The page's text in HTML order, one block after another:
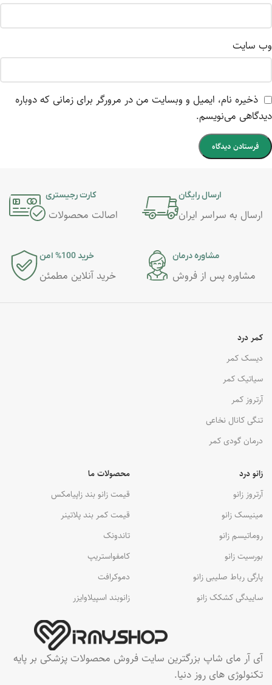
وب‌ سایت
ذخیره نام، ایمیل و وبسایت من در مرورگر برای زمانی که دوباره
دیدگاهی می‌نویسم.
ارسال رایگان
ارسال به سراسر ایران
کارت رجیستری
اصالت محصولات
مشاوره درمان
مشاوره پس از فروش
خرید 100% امن
خرید آنلاین مطمئن
آی آر مای شاپ بزرگترین سایت فروش محصولات پزشکی بر پایه
تکنولوژی های روز دنیا.
محصولات ما
قیمت زانو بند زاپیامکس
قیمت کمر بند پلاتینر
تاندونک
کامفواستریپ
دموکرافت
زانوبند اسپیلاوایزر
زانو درد
آرتروز زانو
مینیسک زانو
روماتیسم زانو
بورسیت زانو
پارگی رباط صلیبی زانو
ساییدگی کشکک زانو
کمر درد
دیسک کمر
سیاتیک کمر
آرتروز کمر
تنگی کانال نخاعی
درمان گودی کمر